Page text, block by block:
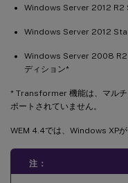
Windows Server 2012 R2
Windows Server 2012
Windows Server 2008
ディション*
* Transformer 機能は、マルチ
ポートされていません。
WEM 4.4では、Windows XPが
注：